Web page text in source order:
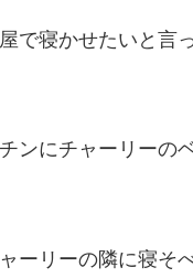
で寝かせたいと言
ンにチャーリーの
ーリーの隣に寝そ